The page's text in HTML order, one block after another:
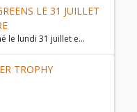
LE 31 JUILLET
le lundi 31 juillet e...
TROPHY